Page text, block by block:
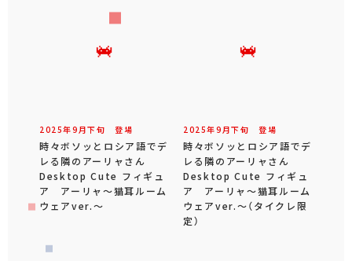
2025年9 月下旬 登場
時々ボソッとロシア語でデ
レる隣のアーリャさん
Desktop Cute フィギュ
ア アーリャ～猫耳ルーム
ウェアver.～
2025年9 月下旬 登場
時々ボソッとロシア語でデ
レる隣のアーリャさん
Desktop Cute フィギュ
ア アーリャ～猫耳ルーム
ウェアver.～（タイクレ限
定）